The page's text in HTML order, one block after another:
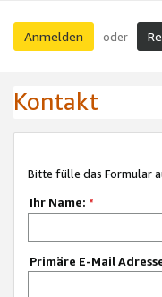
Anmelden oder
Kontakt
Bitte fülle das Formular
Ihr Name: *
Primäre E-Mail